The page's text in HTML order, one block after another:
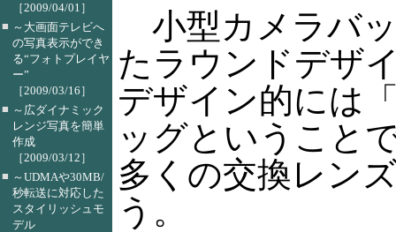
［2009/04/01］
■ ～大画面テレビへ
の写真表示ができ
る“フォトプレイヤ
ー”
［2009/03/16］
■ ～広ダイナミック
レンジ写真を簡単
作成
［2009/03/12］
■ ～UDMAや30MB/
秒転送に対応した
スタイリッシュモ
デル
小型カメラバッ
たラウンドデザ
デザイン的には
ッグということ
多くの交換レン
う。